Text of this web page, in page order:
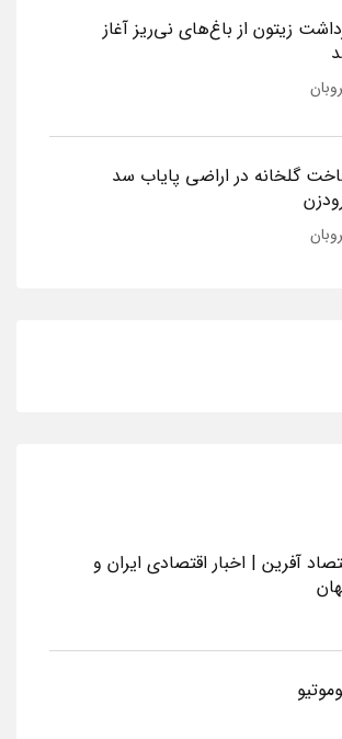
زیتون از باغ‌های نی‌ریز آغاز
گلخانه در اراضی پایاب سد
آفرین | اخبار اقتصادی ایران و